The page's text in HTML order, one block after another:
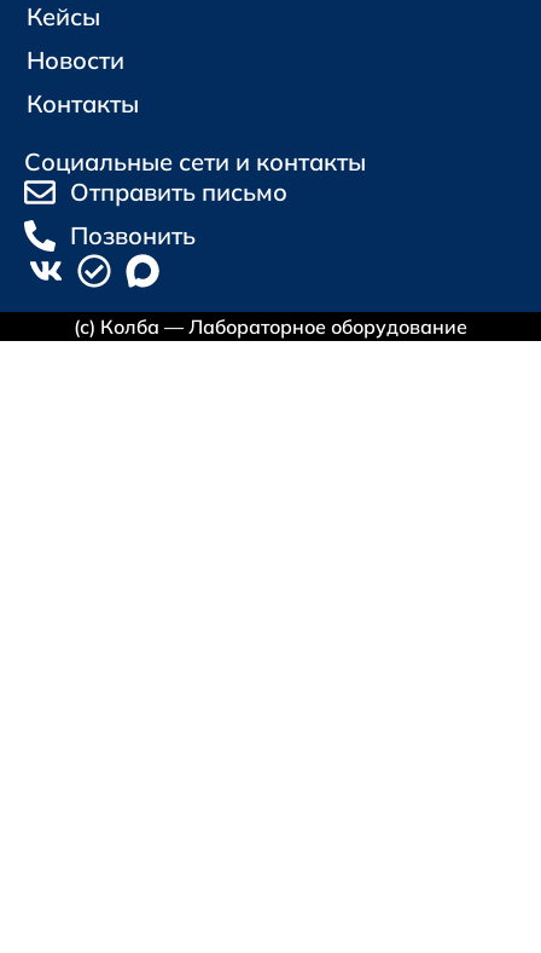
Кейсы
Новости
Контакты
Социальные сети и контакты
Отправить письмо
Позвонить
(с) Колба — Лабораторное оборудование